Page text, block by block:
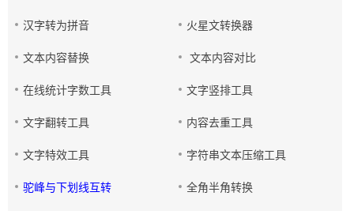
汉字转为拼音 火星文转换器
文本内容替换 文本内容对比
在线统计字数工具 文字竖排工具
文字翻转工具 内容去重工具
文字特效工具 字符串文本压缩工具
驼峰与下划线互转 全角半角转换